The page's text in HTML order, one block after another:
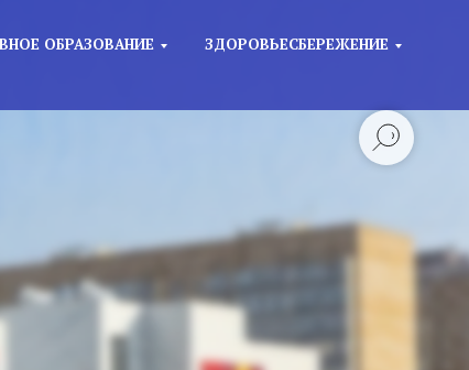
ОБРАЗОВАНИЕ
ЗДОРОВЬЕСБЕРЕЖЕНИЕ